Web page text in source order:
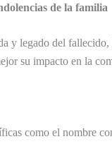
de la familia
y legado del
su impacto en la
como el nombre